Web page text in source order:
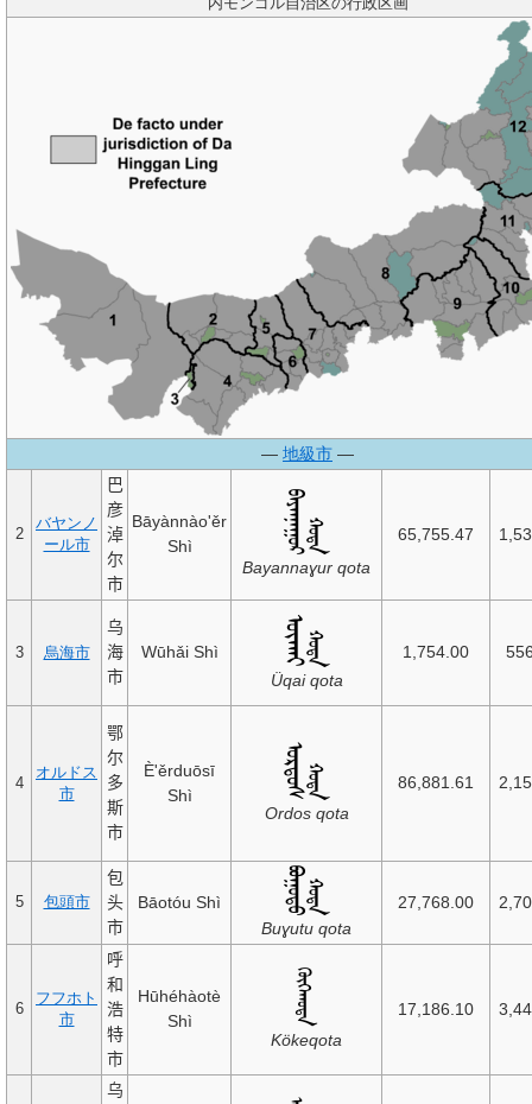
内モンゴル自治区の行政区画
— 地級市 —
2
バヤンノ
ール市
巴
彦
淖
尔
市
Bāyànnào'ěr
Shì
Bayannaɣur qota
65,755.47
3 烏海市
乌
海
市
Wūhǎi Shì
Üqai qota
1,754.00
4
オルドス
市
鄂
尔
多
斯
市
È'ěrduōsī
Shì
Ordos qota
86,881.61
5 包頭市
包
头
市
Bāotóu Shì
Buɣutu qota
27,768.00
6
フフホト
市
呼
和
浩
特
市
Hūhéhàotè
Shì
Kökeqota
17,186.10
乌